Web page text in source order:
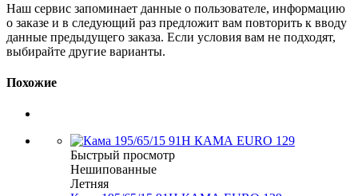
Наш сервис запоминает данные о пользователе, информацию
о заказе и в следующий раз предложит вам повторить к вводу
данные предыдущего заказа. Если условия вам не подходят,
выбирайте другие варианты.
Похожие
Быстрый просмотр
Нешипованные
Летняя